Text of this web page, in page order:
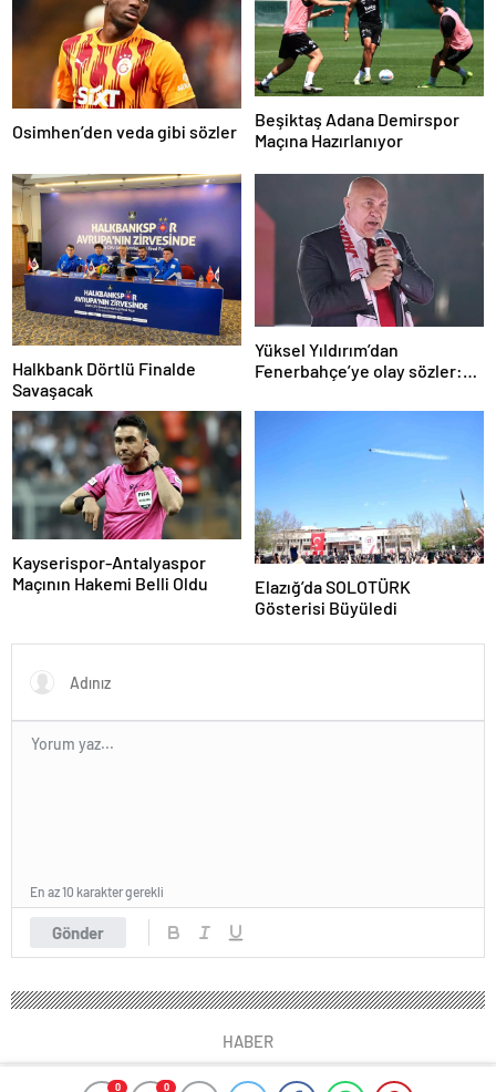
0 0
Osimhen’den veda gibi sözler
Beşiktaş Adana Demirspor
Maçına Hazırlanıyor
Halkbank Dörtlü Finalde
Savaşacak
Yüksel Yıldırım’dan
Fenerbahçe’ye olay sözler:
Kayserispor-Antalyaspor
Maçının Hakemi Belli Oldu
Elazığ’da SOLOTÜRK
Gösterisi Büyüledi
Gönder
En az 10 karakter gerekli
HABER